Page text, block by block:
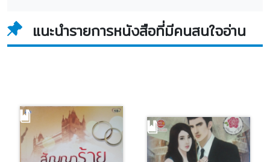
แนะนำรายการหนังสือที่มีคนสนใจอ่าน